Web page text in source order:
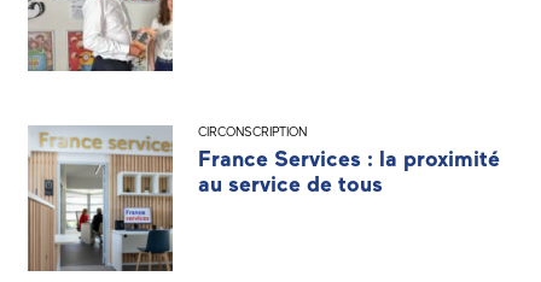
CIRCONSCRIPTION
France Services : la proximité
au service de tous